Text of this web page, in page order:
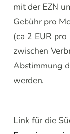
mit der EZN
Gebühr pro
(ca 2 EUR
zwischen
Abstimmung
werden.
Link für die